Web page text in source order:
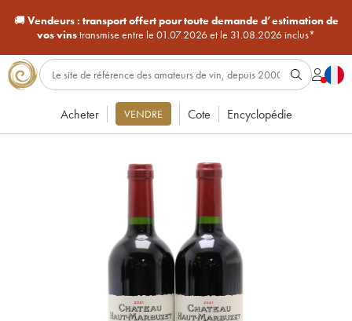
🚚Vendeurs : transport offert pour toute demande d’estimation de
vos vinstransmise entre le 01.07.2026 et le 31.08.2026 inclus*
Acheter VENDRE Cote Encyclopédie